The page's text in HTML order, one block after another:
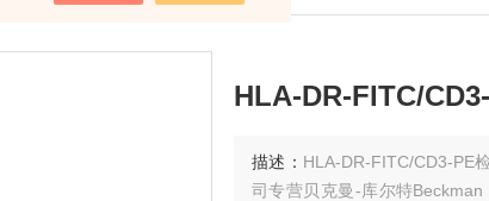
HLA-DR-FITC/
描述： HLA-DR-FITC/CD3-PE检测试剂
司专营贝克曼-库尔特Beckman